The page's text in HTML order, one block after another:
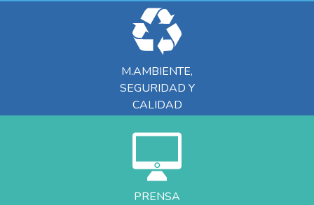
M.AMBIENTE,
SEGURIDAD Y
CALIDAD
PRENSA